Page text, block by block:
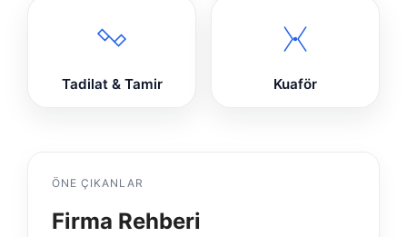
Tadilat & Tamir Kuaför
ÖNE ÇIKANLAR
Firma Rehberi